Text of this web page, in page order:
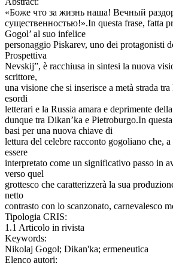
«Боже что за жизнь наша! Вечный
существенностью!».In questa frase, fatta
Gogol’ al suo infelice
personaggio Piskarev, uno dei protagonisti
Prospettiva
Nevskij”, è racchiusa in sintesi la nuova
scrittore,
una visione che si inserisce a metà strada
esordi
letterari e la Russia amara e deprimente
dunque tra Dikan’ka e Pietroburgo.In
basi per una nuova chiave di
lettura del celebre racconto gogoliano che,
essere
interpretato come un significativo passo in
verso quel
grottesco che caratterizzerà la sua
netto
contrasto con lo scanzonato, carnevalesco
Tipologia CRIS:
1.1 Articolo in rivista
Keywords:
Nikolaj Gogol; Dikan'ka; ermeneutica
Elenco autori: